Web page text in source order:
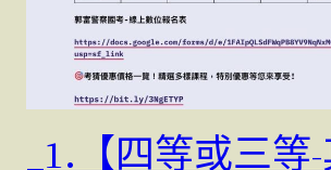
_1.【四等或三等